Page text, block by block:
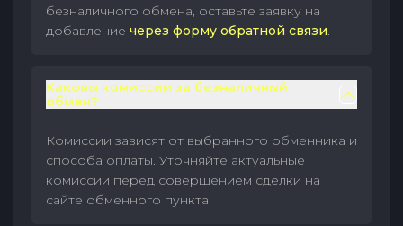
безналичного обмена, оставьте заявку на
добавление через форму обратной связи.
Каковы комиссии за безналичный
обмен?
Комиссии зависят от выбранного обменника и
способа оплаты. Уточняйте актуальные
комиссии перед совершением сделки на
сайте обменного пункта.